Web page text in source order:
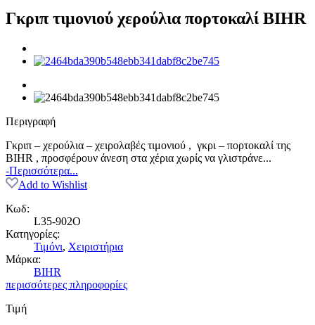
Γκριπ τιμονιού χερούλια πορτοκαλί BIHR
Περιγραφή
Γκριπ – χερούλια – χειρολαβές τιμονιού , γκρι – πορτοκαλί της
BIHR , προσφέρουν άνεση στα χέρια χωρίς να γλιστράνε...
-Περισσότερα...
Add to Wishlist
Κωδ:
L35-902O
Κατηγορίες:
Τιμόνι, Χειριστήρια
Μάρκα:
BIHR
περισσότερες πληροφορίες
Τιμή